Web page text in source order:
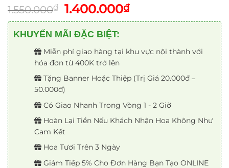
1.550.000₫
Giá
gốc
là:
1.550.000₫.
1.400.000₫Giá
hiện
là:
1.400.000₫.
KHUYẾN MÃI ĐẶC BIỆT:
Miễn phí giao hàng tại khu vực nội thành với
hóa đơn từ 400K trở lên
Tặng Banner Hoặc Thiệp (Trị Giá 20.000đ –
50.000đ)
Có Giao Nhanh Trong Vòng 1 - 2 Giờ
Hoàn Lại Tiền Nếu Khách Nhận Hoa Không Như
Cam Kết
Hoa Tươi Trên 3 Ngày
Giảm Tiếp 5% Cho Đơn Hàng Bạn Tạo ONLINE